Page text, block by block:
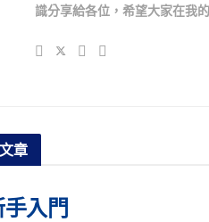
識分享給各位，希望大家在我
章
入門